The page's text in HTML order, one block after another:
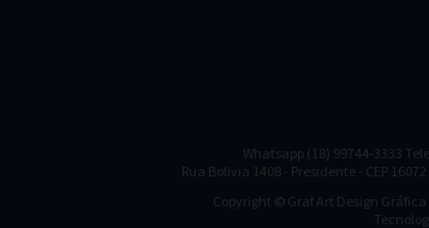
Whatsapp (18) 99744-3333
Rua Bolivia 1408 - Presidente - CEP
Copyright © Graf Art Design